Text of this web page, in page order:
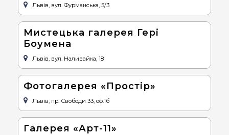
Львів, вул. Фурманська, 5/3
Мистецька галерея Гері
Боумена
Львів, вул. Наливайка, 18
Фотогалерея «Простір»
Львів, пр. Свободи 33, оф.1б
Галерея «Арт-11»